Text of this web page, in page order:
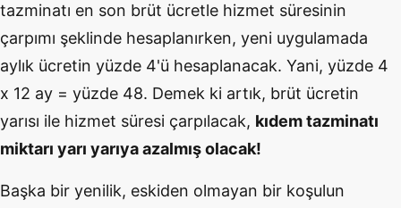
tazminatı en son brüt ücretle hizmet süresinin
çarpımı şeklinde hesaplanırken, yeni uygulamada
aylık ücretin yüzde 4'ü hesaplanacak. Yani, yüzde 4
x 12 ay = yüzde 48. Demek ki artık, brüt ücretin
yarısı ile hizmet süresi çarpılacak, kıdem tazminatı
miktarı yarı yarıya azalmış olacak!
Başka bir yenilik, eskiden olmayan bir koşulun